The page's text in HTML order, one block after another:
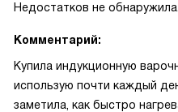
Недостатков не обнаружила.
Комментарий:
Купила индукционную
использую почти каждый
заметила, как быстро